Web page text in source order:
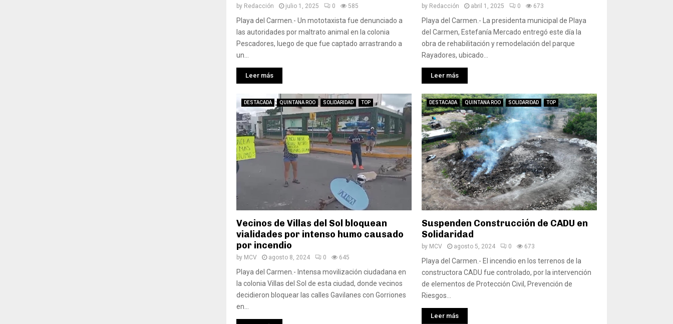
by Redacción julio 1, 2025 0 585
Playa del Carmen.- Un mototaxista fue denunciado a
las autoridades por maltrato animal en la colonia
Pescadores, luego de que fue captado arrastrando a
un...
Leer más
by Redacción abril 1, 2025 0 673
Playa del Carmen.- La presidenta municipal de Playa
del Carmen, Estefanía Mercado entregó este día la
obra de rehabilitación y remodelación del parque
Rayadores, ubicado...
Leer más
DESTACADA QUINTANA ROO SOLIDARIDAD TOP
Vecinos de Villas del Sol bloquean
vialidades por intenso humo causado
por incendio
by MCV agosto 8, 2024 0 645
Playa del Carmen.- Intensa movilización ciudadana en
la colonia Villas del Sol de esta ciudad, donde vecinos
decidieron bloquear las calles Gavilanes con Gorriones
en...
DESTACADA QUINTANA ROO SOLIDARIDAD TOP
Suspenden Construcción de CADU en
Solidaridad
by MCV agosto 5, 2024 0 673
Playa del Carmen.- El incendio en los terrenos de la
constructora CADU fue controlado, por la intervención
de elementos de Protección Civil, Prevención de
Riesgos...
Leer más